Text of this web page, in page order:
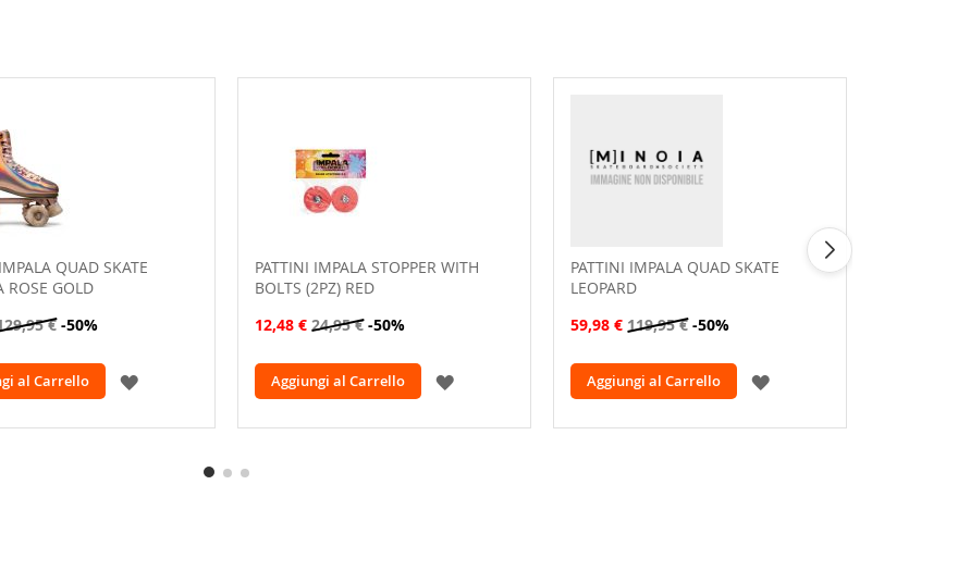
QUAD SKATE
ROSE GOLD
€ -50%
al Carrello
AGGIUNGI
PATTINI IMPALA STOPPER WITH
BOLTS (2PZ) RED
12,48 € 24,95 € -50%
Aggiungi al Carrello
AGGIUNGI
PATTINI IMPALA QUAD SKATE
LEOPARD
59,98 € 119,95 € -50%
Aggiungi al Carrello
AGGIUNGI